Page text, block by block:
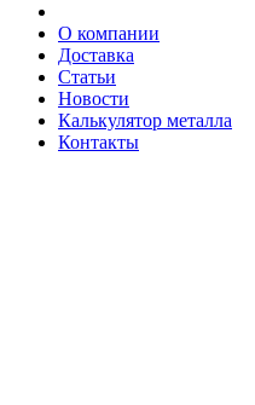
О компании
Доставка
Статьи
Новости
Калькулятор металла
Контакты